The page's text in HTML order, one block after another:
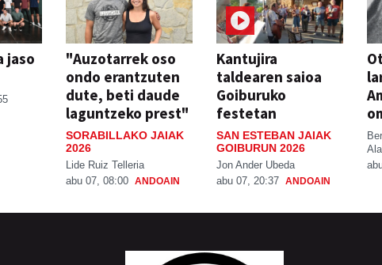
jaso
"Auzotarrek oso
ondo erantzuten
dute, beti daude
laguntzeko prest"
SORABILLAKO JAIAK
2026
Lide Ruiz Telleria
abu 07, 08:00 ANDOAIN
Kantujira
taldearen saioa
Goiburuko
festetan
SAN ESTEBAN JAIAK
GOIBURUN 2026
Jon Ander Ubeda
abu 07, 20:37 ANDOAIN